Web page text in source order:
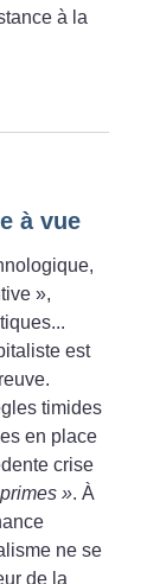
à la
à vue
»,
est
timides
en place
crise
». À
ne se
de la